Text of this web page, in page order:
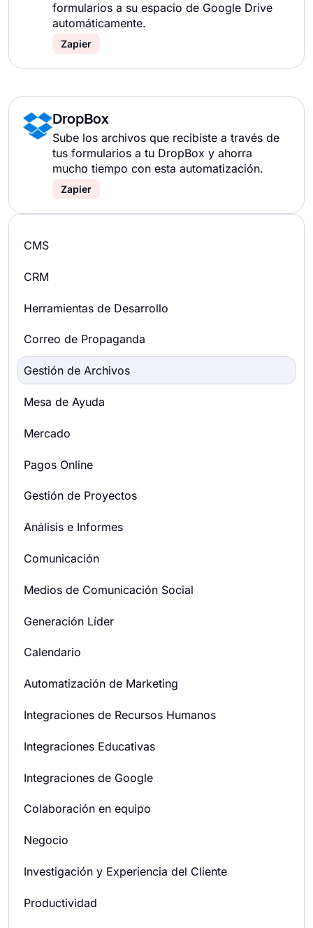
CMS
CRM
Herramientas de Desarrollo
Correo de Propaganda
Gestión de Archivos
Mesa de Ayuda
Mercado
Pagos Online
Gestión de Proyectos
Análisis e Informes
Comunicación
Medios de Comunicación Social
Generación Líder
Calendario
Automatización de Marketing
Integraciones de Recursos Humanos
Integraciones Educativas
Integraciones de Google
Colaboración en equipo
Negocio
Investigación y Experiencia del Cliente
Productividad
formularios a su espacio de Google Drive
automáticamente.
Zapier
DropBox
Sube los archivos que recibiste a través de
tus formularios a tu DropBox y ahorra
mucho tiempo con esta automatización.
Zapier